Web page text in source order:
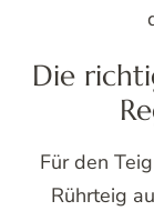
Die
Für den
Rührteig